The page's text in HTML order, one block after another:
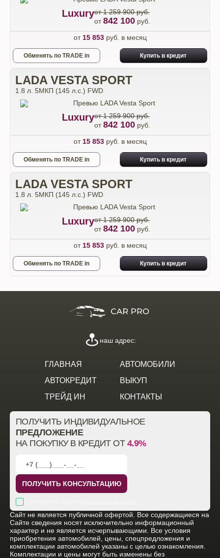
Luxuryот 1 259 900 руб.
от842 100 руб.
от 15 853руб. в месяц
Обменять по TRADE in Купить в кредит
LADA VESTA SPORT
1.8 л. 5МКП (145 л.с.) FWD
Luxuryот 1 259 900 руб.
от842 100 руб.
от 15 853руб. в месяц
Обменять по TRADE in Купить в кредит
LADA VESTA SPORT
1.8 л. 5МКП (145 л.с.) FWD
Luxuryот 1 259 900 руб.
от842 100 руб.
от 15 853руб. в месяц
Обменять по TRADE in Купить в кредит
ГЛАВНАЯ
АВТОМОБИЛИ
АВТОКРЕДИТ
ВЫКУП
ТРЕЙД ИН
КОНТАКТЫ
наш адрес:
ПОЛУЧИТЬ ИНДИВИДУАЛЬНОЕ
ПРЕДЛОЖЕНИЕ
НА ПОКУПКУ В КРЕДИТ ОТ 4.9%
ПОЛУЧИТЬ КОНСУЛЬТАЦИЮ
Cайт не является публичной офертой. Все содержащиеся на
Сайте сведения носят исключительно информационный
характер и не является исчерпывающими. Все условия
приобретения автомобилей, цены, спецпредложения и
комплектации автомобилей указаны с целью ознакомления.
Комплектации и цены могут быть изменены без